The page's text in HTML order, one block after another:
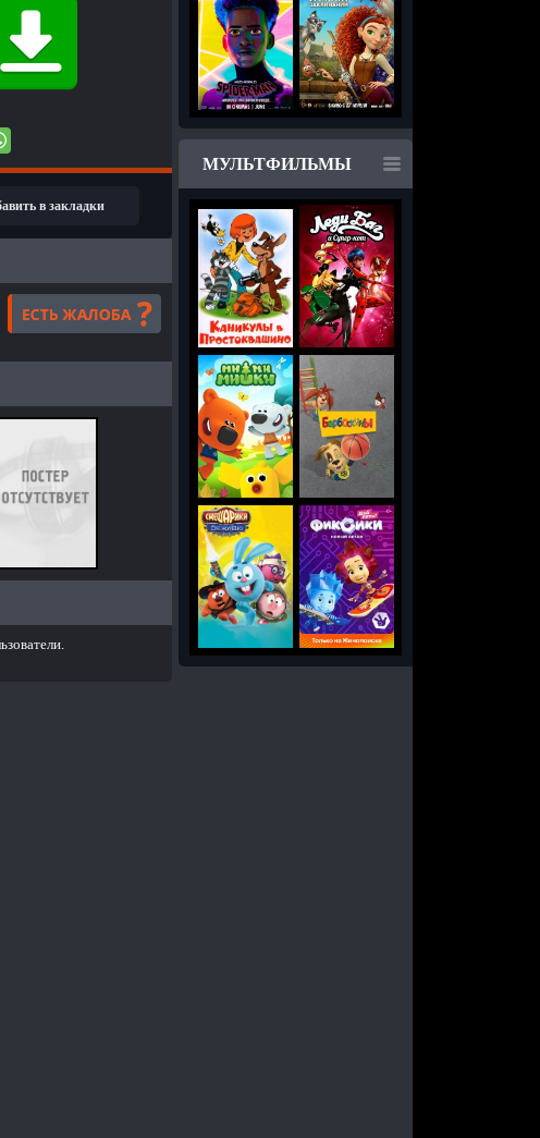
в закладки
МУЛЬТФИЛЬМЫ